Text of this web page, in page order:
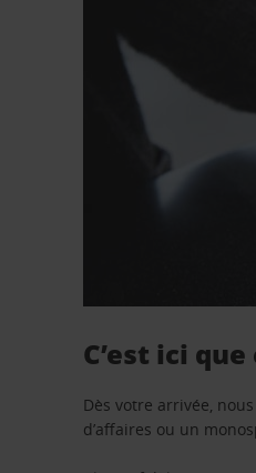
C’est ici
Dès votre arrivée,
d’affaires ou un